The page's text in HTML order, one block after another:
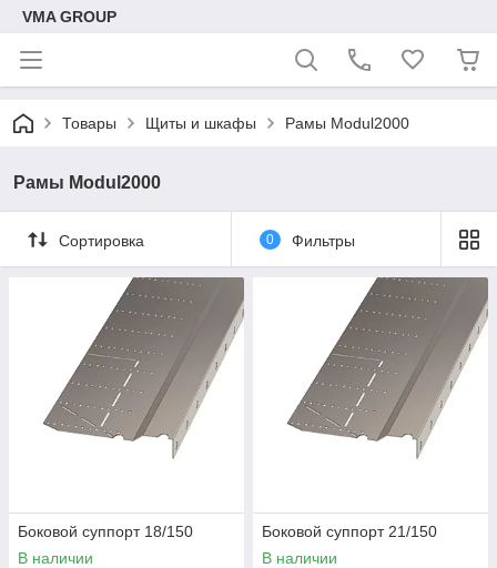
VMA GROUP
Товары Щиты и шкафы Рамы Modul2000
Рамы Modul2000
Сортировка 0 Фильтры
Боковой суппорт 18/150
В наличии
Боковой суппорт 21/150
В наличии